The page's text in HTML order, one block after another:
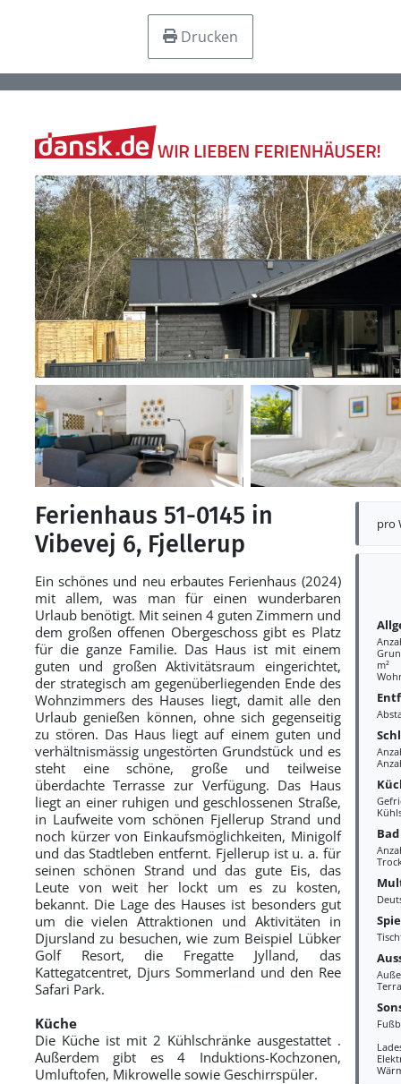
Drucken
pro
m²
Bad
Ferienhaus 51-0145 in
Vibevej 6, Fjellerup
Ein schönes und neu erbautes Ferienhaus (2024)
mit allem, was man für einen wunderbaren
Urlaub benötigt. Mit seinen 4 guten Zimmern und
dem großen offenen Obergeschoss gibt es Platz
für die ganze Familie. Das Haus ist mit einem
guten und großen Aktivitätsraum eingerichtet,
der strategisch am gegenüberliegenden Ende des
Wohnzimmers des Hauses liegt, damit alle den
Urlaub genießen können, ohne sich gegenseitig
zu stören. Das Haus liegt auf einem guten und
verhältnismässig ungestörten Grundstück und es
steht eine schöne, große und teilweise
überdachte Terrasse zur Verfügung. Das Haus
liegt an einer ruhigen und geschlossenen Straße,
in Laufweite vom schönen Fjellerup Strand und
noch kürzer von Einkaufsmöglichkeiten, Minigolf
und das Stadtleben entfernt. Fjellerup ist u. a. für
seinen schönen Strand und das gute Eis, das
Leute von weit her lockt um es zu kosten,
bekannt. Die Lage des Hauses ist besonders gut
um die vielen Attraktionen und Aktivitäten in
Djursland zu besuchen, wie zum Beispiel Lübker
Golf Resort, die Fregatte Jylland, das
Kattegatcentret, Djurs Sommerland und den Ree
Safari Park.
Küche
Die Küche ist mit 2 Kühlschränke ausgestattet .
Außerdem gibt es 4 Induktions-Kochzonen,
Umluftofen, Mikrowelle sowie Geschirrspüler.